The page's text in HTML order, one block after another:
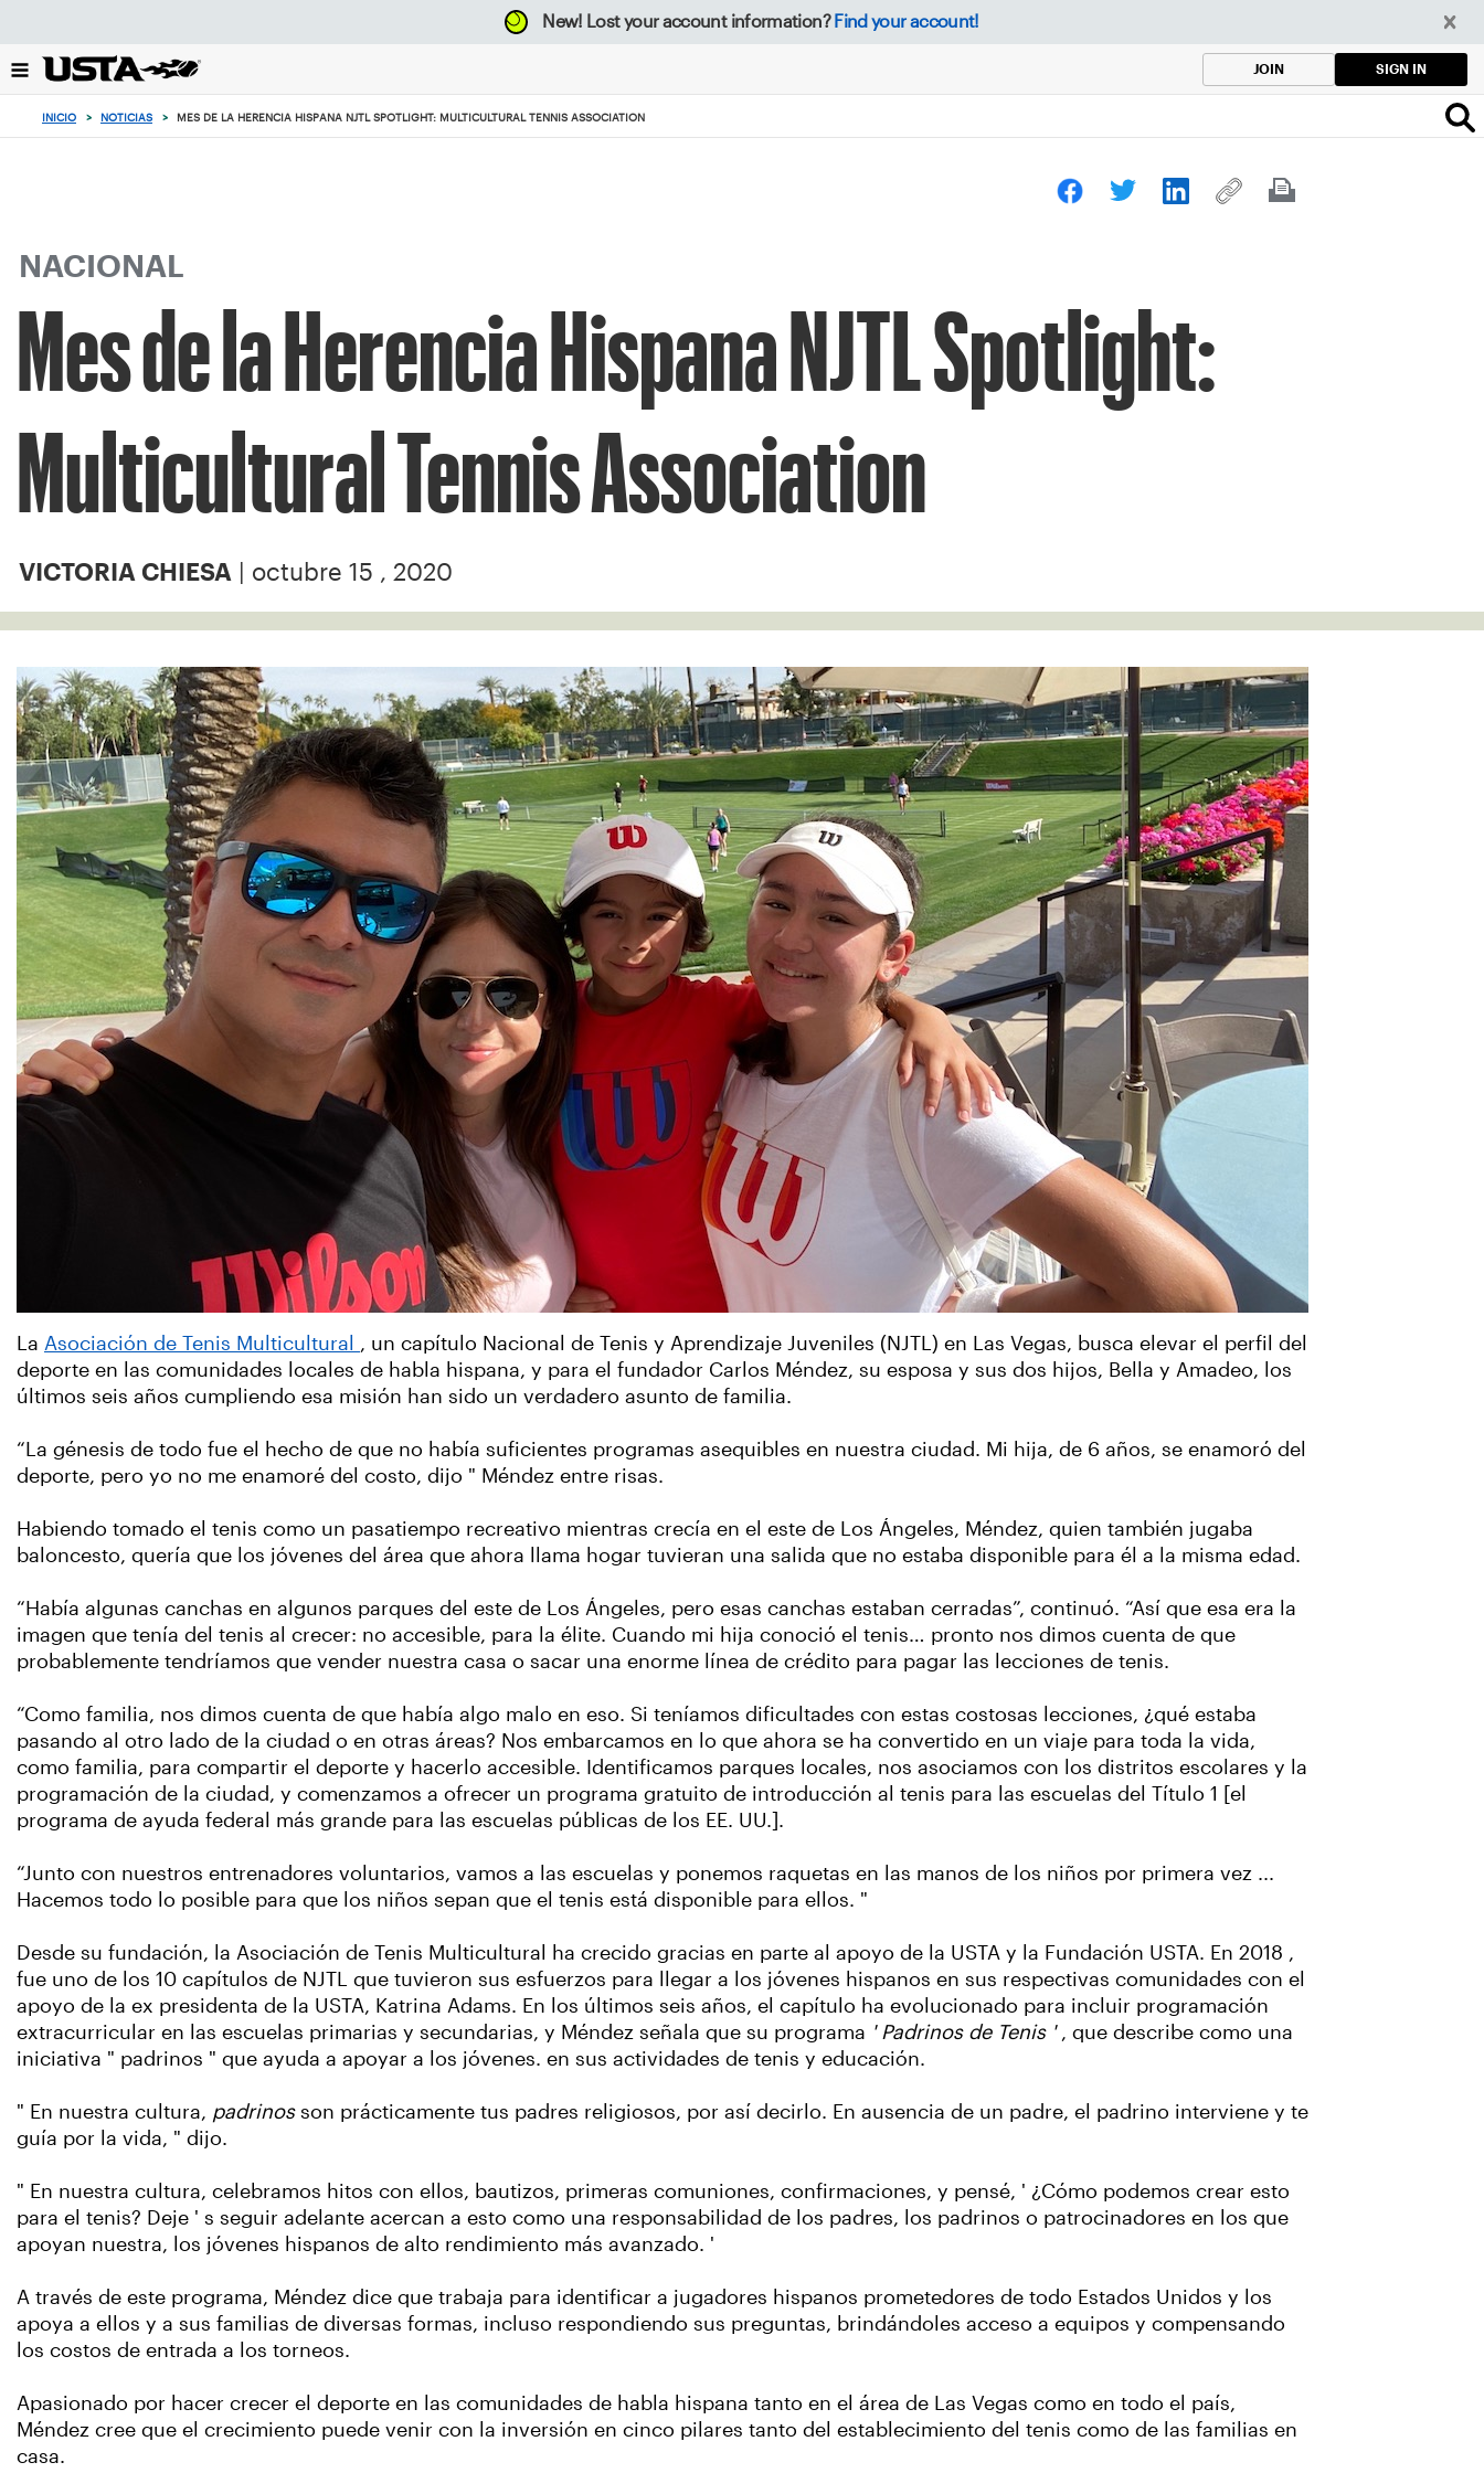
el
botón
New! Lost your account information? Find your account!
JOIN SIGN IN
INICIO > NOTICIAS > MES DE LA HERENCIA HISPANA NJTL SPOTLIGHT: MULTICULTURAL TENNIS ASSOCIATION
NACIONAL
Mes de la Herencia Hispana NJTL Spotlight:
Multicultural Tennis Association
VICTORIA CHIESA | octubre 15 , 2020
La Asociación de Tenis Multicultural , un capítulo Nacional de Tenis y Aprendizaje Juveniles (NJTL) en Las Vegas, busca elevar el perfil del
deporte en las comunidades locales de habla hispana, y para el fundador Carlos Méndez, su esposa y sus dos hijos, Bella y Amadeo, los
últimos seis años cumpliendo esa misión han sido un verdadero asunto de familia.
“La génesis de todo fue el hecho de que no había suficientes programas asequibles en nuestra ciudad. Mi hija, de 6 años, se enamoró del
deporte, pero yo no me enamoré del costo, dijo " Méndez entre risas.
Habiendo tomado el tenis como un pasatiempo recreativo mientras crecía en el este de Los Ángeles, Méndez, quien también jugaba
baloncesto, quería que los jóvenes del área que ahora llama hogar tuvieran una salida que no estaba disponible para él a la misma edad.
“Había algunas canchas en algunos parques del este de Los Ángeles, pero esas canchas estaban cerradas”, continuó. “Así que esa era la
imagen que tenía del tenis al crecer: no accesible, para la élite. Cuando mi hija conoció el tenis… pronto nos dimos cuenta de que
probablemente tendríamos que vender nuestra casa o sacar una enorme línea de crédito para pagar las lecciones de tenis.
“Como familia, nos dimos cuenta de que había algo malo en eso. Si teníamos dificultades con estas costosas lecciones, ¿qué estaba
pasando al otro lado de la ciudad o en otras áreas? Nos embarcamos en lo que ahora se ha convertido en un viaje para toda la vida,
como familia, para compartir el deporte y hacerlo accesible. Identificamos parques locales, nos asociamos con los distritos escolares y la
programación de la ciudad, y comenzamos a ofrecer un programa gratuito de introducción al tenis para las escuelas del Título 1 [el
programa de ayuda federal más grande para las escuelas públicas de los EE. UU.].
“Junto con nuestros entrenadores voluntarios, vamos a las escuelas y ponemos raquetas en las manos de los niños por primera vez ...
Hacemos todo lo posible para que los niños sepan que el tenis está disponible para ellos. "
Desde su fundación, la Asociación de Tenis Multicultural ha crecido gracias en parte al apoyo de la USTA y la Fundación USTA. En 2018 ,
fue uno de los 10 capítulos de NJTL que tuvieron sus esfuerzos para llegar a los jóvenes hispanos en sus respectivas comunidades con el
apoyo de la ex presidenta de la USTA, Katrina Adams. En los últimos seis años, el capítulo ha evolucionado para incluir programación
extracurricular en las escuelas primarias y secundarias, y Méndez señala que su programa ' Padrinos de Tenis ' , que describe como una
iniciativa " padrinos " que ayuda a apoyar a los jóvenes. en sus actividades de tenis y educación.
" En nuestra cultura, padrinos son prácticamente tus padres religiosos, por así decirlo. En ausencia de un padre, el padrino interviene y te
guía por la vida, " dijo.
" En nuestra cultura, celebramos hitos con ellos, bautizos, primeras comuniones, confirmaciones, y pensé, ' ¿Cómo podemos crear esto
para el tenis? Deje ' s seguir adelante acercan a esto como una responsabilidad de los padres, los padrinos o patrocinadores en los que
apoyan nuestra, los jóvenes hispanos de alto rendimiento más avanzado. '
A través de este programa, Méndez dice que trabaja para identificar a jugadores hispanos prometedores de todo Estados Unidos y los
apoya a ellos y a sus familias de diversas formas, incluso respondiendo sus preguntas, brindándoles acceso a equipos y compensando
los costos de entrada a los torneos.
Apasionado por hacer crecer el deporte en las comunidades de habla hispana tanto en el área de Las Vegas como en todo el país,
Méndez cree que el crecimiento puede venir con la inversión en cinco pilares tanto del establecimiento del tenis como de las familias en
casa.